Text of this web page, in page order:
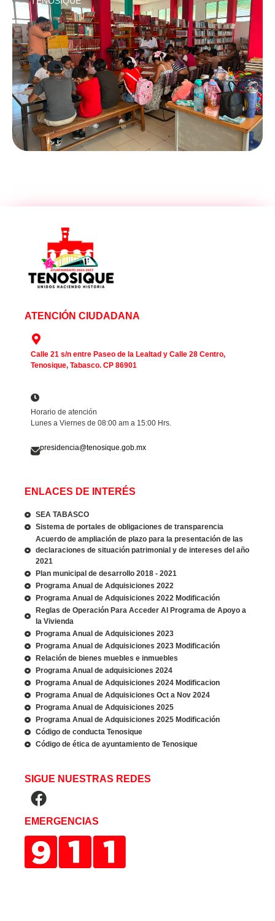
ATENCIÓN CIUDADANA
Calle 21 s/n entre Paseo de la Lealtad y Calle 28 Centro,
Tenosique, Tabasco. CP 86901
Horario de atención
Lunes a Viernes de 08:00 am a 15:00 Hrs.
presidencia@tenosique.gob.mx
ENLACES DE INTERÉS
SEA TABASCO
Sistema de portales de obligaciones de transparencia
Acuerdo de ampliación de plazo para la presentación de las
declaraciones de situación patrimonial y de intereses del año
2021
Plan municipal de desarrollo 2018 - 2021
Programa Anual de Adquisiciones 2022
Programa Anual de Adquisiciones 2022 Modificación
Reglas de Operación Para Acceder Al Programa de Apoyo a
la Vivienda
Programa Anual de Adquisiciones 2023
Programa Anual de Adquisiciones 2023 Modificación
Relación de bienes muebles e inmuebles
Programa Anual de adquisiciones 2024
Programa Anual de Adquisiciones 2024 Modificacion
Programa Anual de Adquisiciones Oct a Nov 2024
Programa Anual de Adquisiciones 2025
Programa Anual de Adquisiciones 2025 Modificación
Código de conducta Tenosique
Código de ética de ayuntamiento de Tenosique
SIGUE NUESTRAS REDES
EMERGENCIAS